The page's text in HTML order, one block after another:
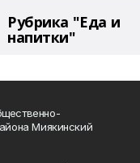
Рубрика "Еда и
напитки"
Миякинский